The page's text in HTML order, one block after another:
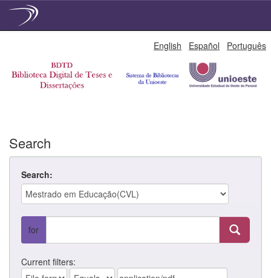
English Español Português
Search
Search:
for
Current filters: